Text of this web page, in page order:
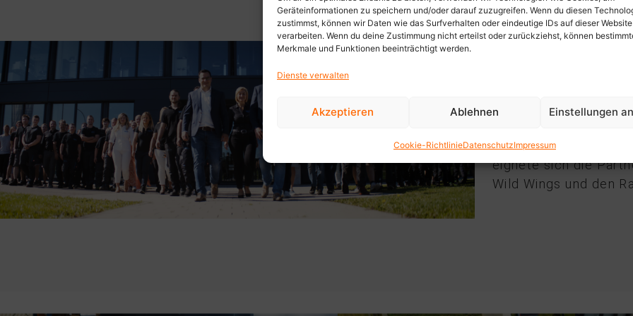
Geräteinformationen zu speichern und/oder darauf zuzugreifen. Wenn du diesen
zustimmst, können wir Daten wie das Surfverhalten oder eindeutige IDs auf dieser Website
verarbeiten. Wenn du deine Zustimmung nicht erteilst oder zurückziehst, können
Merkmale und Funktionen beeinträchtigt werden.
Dienste verwalten
Akzeptieren Ablehnen Einstellungen
Cookie-RichtlinieDatenschutzImpressum
Für NMH wollten wir
produzieren, von
das Unternehmen
gleichzeitig ein
eignete sich die
Wild Wings und den